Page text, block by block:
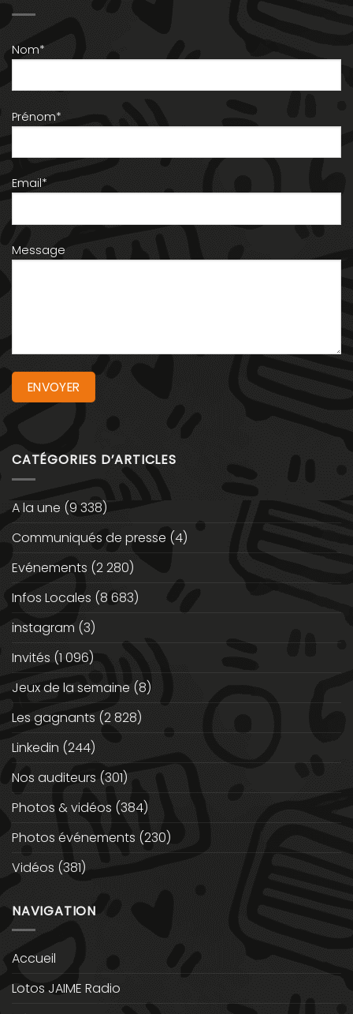
Nom*
Prénom*
Email*
Message
CATÉGORIES D’ARTICLES
A la une (9 338)
Communiqués de presse (4)
Evénements (2 280)
Infos Locales (8 683)
instagram (3)
Invités (1 096)
Jeux de la semaine (8)
Les gagnants (2 828)
Linkedin (244)
Nos auditeurs (301)
Photos & vidéos (384)
Photos événements (230)
Vidéos (381)
NAVIGATION
Accueil
Lotos JAIME Radio